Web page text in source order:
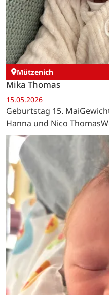
Mützenich
Mika Thomas
15.05.2026
Geburtstag 15.
Hanna und Nico